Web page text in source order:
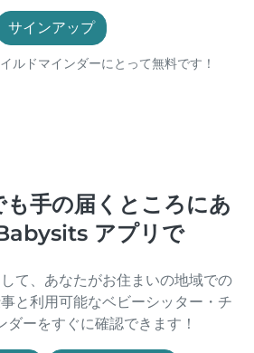
サインアップ
ルドマインダーにとって無料です！
手の届くところにあ
アプリで
て、あなたがお住まいの地域での
と利用可能なベビーシッター・チ
ダーをすぐに確認できます！